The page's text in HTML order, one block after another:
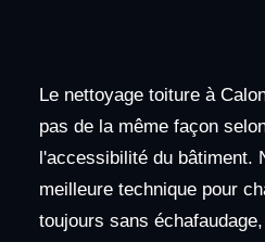
Le nettoyage toiture à
pas de la même façon
l'accessibilité du bâtiment.
meilleure technique pour
toujours sans